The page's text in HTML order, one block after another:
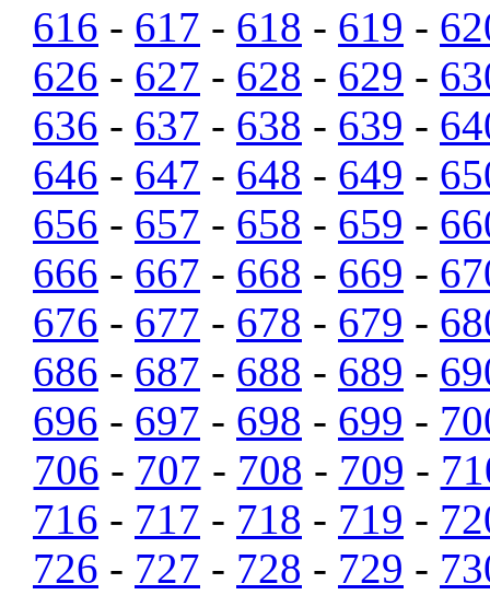
616 - 617 - 618 - 619 -
626 - 627 - 628 - 629 -
636 - 637 - 638 - 639 -
646 - 647 - 648 - 649 -
656 - 657 - 658 - 659 -
666 - 667 - 668 - 669 -
676 - 677 - 678 - 679 -
686 - 687 - 688 - 689 -
696 - 697 - 698 - 699 -
706 - 707 - 708 - 709 -
716 - 717 - 718 - 719 -
726 - 727 - 728 - 729 -